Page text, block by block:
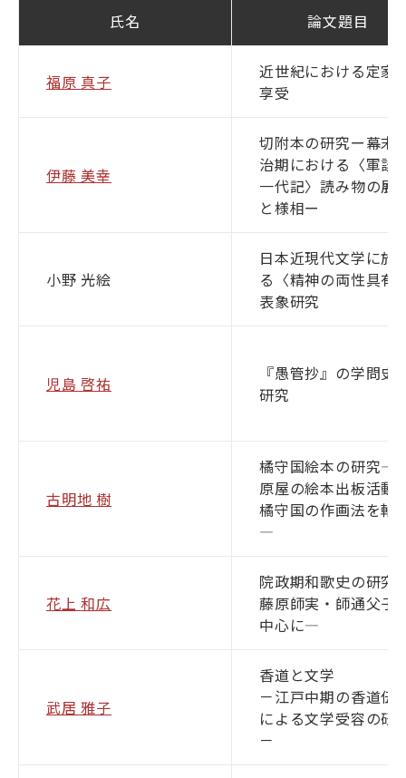
デジラボ お知らせ
English 当サイトについて
氏名 論文題目
福原 真子
近世紀における定家
享受
伊藤 美幸
切附本の研究ー幕末
治期における〈軍談
一代記〉読み物の展
と様相ー
小野 光絵
日本近現代文学に於
る〈精神の両性具有
表象研究
児島 啓祐
『愚管抄』の学問史
研究
古明地 樹
橘守国絵本の研究―
原屋の絵本出板活動
橘守国の作画法を軸
―
花上 和広
院政期和歌史の研
藤原師実・師通父子
中心に―
武居 雅子
香道と文学
－江戸中期の香道伝
による文学受容の研
－